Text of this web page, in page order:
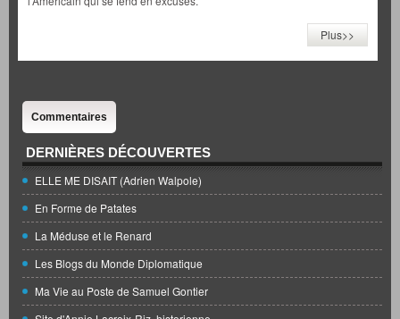
Plus>>
Commentaires
DERNIÈRES DÉCOUVERTES
ELLE ME DISAIT (Adrien Walpole)
En Forme de Patates
La Méduse et le Renard
Les Blogs du Monde Diplomatique
Ma Vie au Poste de Samuel Gontier